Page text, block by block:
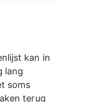
kan in
lang
soms
terug